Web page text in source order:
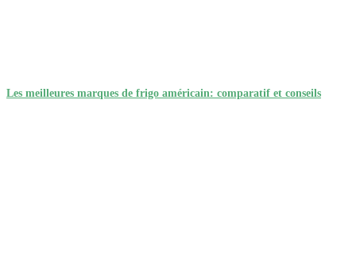
Les meilleures marques de frigo américain: comparatif et conseils